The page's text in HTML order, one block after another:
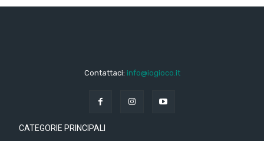
Contattaci: info@iogioco.it
CATEGORIE PRINCIPALI